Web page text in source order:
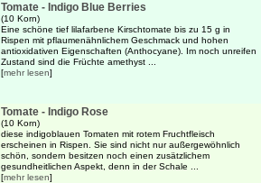
Tomate - Indigo Blue Berries
(10 Korn)
Eine schöne tief lilafarbene Kirschtomate bis zu 15 g in
Rispen mit pflaumenähnlichem Geschmack und hohen
antioxidativen Eigenschaften (Anthocyane). Im noch unreifen
Zustand sind die Früchte amethyst ...
[mehr lesen]
Tomate - Indigo Rose
(10 Korn)
diese indigoblauen Tomaten mit rotem Fruchtfleisch
erscheinen in Rispen. Sie sind nicht nur außergewöhnlich
schön, sondern besitzen noch einen zusätzlichem
gesundheitlichen Aspekt, denn in der Schale ...
[mehr lesen]